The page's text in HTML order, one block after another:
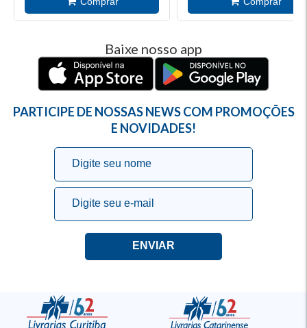
Baixe nosso app
PARTICIPE DE NOSSAS NEWS COM PROMOÇÕES
E NOVIDADES!